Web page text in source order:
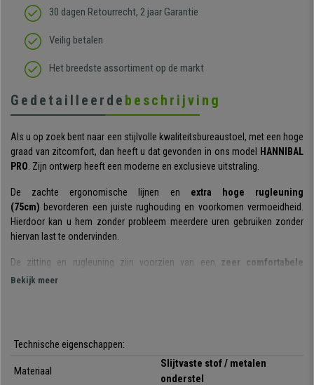
30 dagen Retourrecht, 2 jaar Garantie
Veilig betalen
Het breedste assortiment op de markt
Gedetailleerde beschrijving
Als u op zoek bent naar een stijlvolle kwaliteitsbureaustoel, met een hoge
graad van zitcomfort, dan heeft u dat gevonden in ons model
HANNIBAL
PRO. Zijn ontwerp heeft een moderne en exclusieve uitstraling.
De zachte ergonomische lijnen en extra hoge rugleuning
(75cm) bevorderen een juiste rughouding en voorkomen vermoeidheid.
Hierdoor kan u hem zonder probleem meerdere uren gebruiken zonder
hiervan last te ondervinden.
De zitting en rugleuning zijn voorzien van een zeer comfortabele
vulling, die door zijn hoge dichtheid en kwaliteit een aangenaam
systeem dat u in staat stelt de kantelbeweging van de stoel naar wens te
vergrendelen. Dit verhoogt de bewegingsvrijheid aanzienlijk en geeft een
hoger zitcomfort.
Bekijk meer
Technische eigenschappen:
Materiaal
Slijtvaste stof / metalen
onderstel